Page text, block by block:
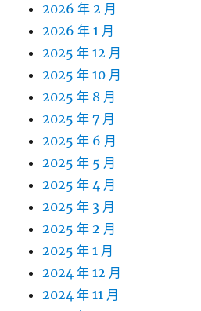
2026 年 2 月
2026 年 1 月
2025 年 12 月
2025 年 10 月
2025 年 8 月
2025 年 7 月
2025 年 6 月
2025 年 5 月
2025 年 4 月
2025 年 3 月
2025 年 2 月
2025 年 1 月
2024 年 12 月
2024 年 11 月